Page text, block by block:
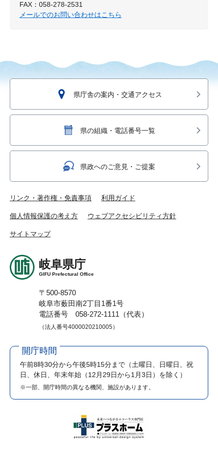
FAX：058-278-2531
メールでのお問い合わせはこちら
県庁舎の案内・交通アクセス
県の組織・電話番号一覧
県政へのご意見・ご提案
リンク・著作権・免責事項 利用ガイド
個人情報保護の考え方 ウェブアクセシビリティ方針
サイトマップ
岐阜県庁
GIFU Prefectural Office
〒500-8570
岐阜市薮田南2丁目1番1号
電話番号 058-272-1111（代表）
（法人番号4000020210005）
開庁時間
午前8時30分から午後5時15分まで （土曜日、日曜日、祝
日、休日、年末年始（12月29日から1月3日）を除く）
※一部、開庁時間の異なる機関、施設があります。